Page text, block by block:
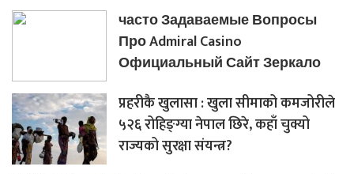
часто Задаваемые Вопросы
Про Admiral Casino
Официальный Сайт Зеркало
प्रहरीकै खुलासा : खुला सीमाको कमजोरीले
५२६ रोहिङ्ग्या नेपाल छिरे, कहाँ चुक्यो
राज्यको सुरक्षा संयन्त्र?